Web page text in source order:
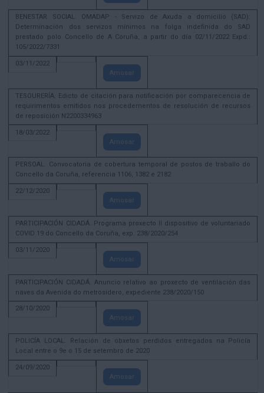
BENESTAR SOCIAL. OMADAP - Servizo de Axuda a domicilio (SAD):
Determinación dos servizos mínimos na folga indefinida do SAD
prestado polo Concello de A Coruña, a partir do día 02/11/2022 Expd.:
105/2022/7331
03/11/2022
Amosar
TESOURERÍA. Edicto de citación para notificación por comparecencia de
requirimentos emitidos nos procedementos de resolución de recursos
de reposición N2200334963
18/03/2022
Amosar
PERSOAL. Convocatoria de cobertura temporal de postos de traballo do
Concello da Coruña, referencia 1106, 1382 e 2182
22/12/2020
Amosar
PARTICIPACIÓN CIDADÁ. Programa proxecto II dispositivo de voluntariado
COVID 19 do Concello da Coruña, exp. 238/2020/254
03/11/2020
Amosar
PARTICIPACIÓN CIDADÁ. Anuncio relativo ao proxecto de ventilación das
naves da Avenida do metrosidero, expediente 238/2020/150
28/10/2020
Amosar
POLICÍA LOCAL. Relación de obxetos perdidos entregados na Policía
Local entre o 9e o 15 de setembro de 2020
24/09/2020
Amosar